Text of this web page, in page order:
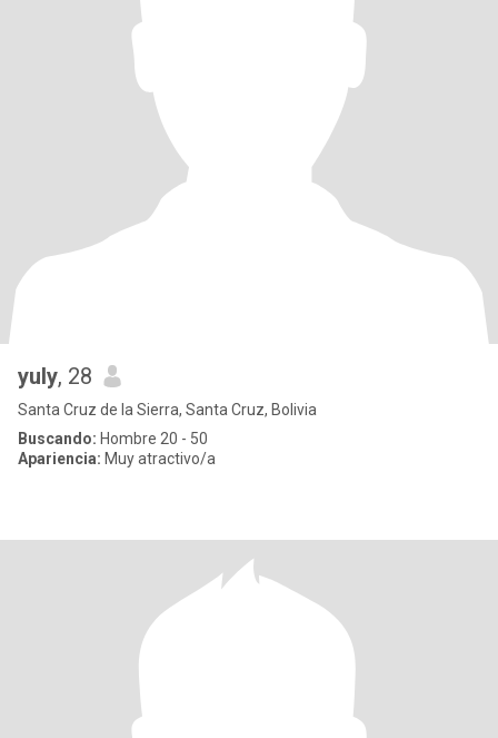
yuly, 28
Santa Cruz de la Sierra, Santa Cruz, Bolivia
Buscando: Hombre 20 - 50
Apariencia: Muy atractivo/a